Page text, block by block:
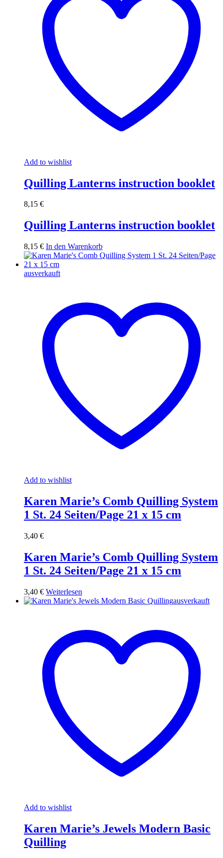
Add to wishlist
Quilling Lanterns instruction booklet
8,15 €
Quilling Lanterns instruction booklet
8,15 € In den Warenkorb
ausverkauft
Add to wishlist
Karen Marie’s Comb Quilling System
1 St. 24 Seiten/Page 21 x 15 cm
3,40 €
Karen Marie’s Comb Quilling System
1 St. 24 Seiten/Page 21 x 15 cm
3,40 € Weiterlesen
ausverkauft
Add to wishlist
Karen Marie’s Jewels Modern Basic
Quilling